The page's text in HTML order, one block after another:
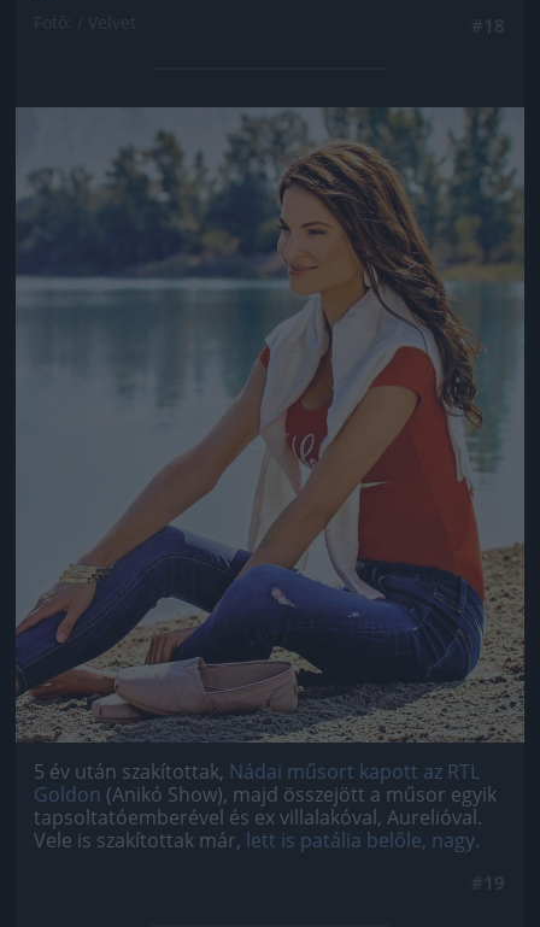
Jön még kép!
5 év után szakítottak, Nádai műsort kapott az RTL
Goldon (Anikó Show), majd összejött a műsor egyik
tapsoltatóemberével és ex villalakóval, Aurelióval.
Vele is szakítottak már, lett is patália belőle, nagy.